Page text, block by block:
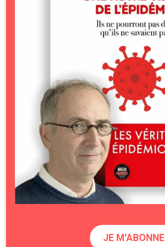
JE M'ABONNE